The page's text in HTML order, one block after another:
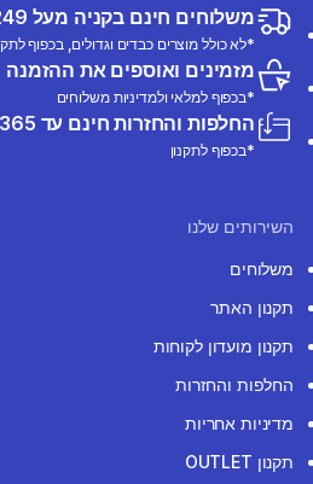
משלוחים חינם בקניה מעל 249 ש"ח
*לא כולל מוצרים כבדים וגדולים, בכפוף
מזמינים ואוספים את ההזמנה
*בכפוף למלאי ולמדיניות משלוחים
החלפות והחזרות חינם עד 365 ימים ממועד הרכישה
*בכפוף לתקנון
השירותים שלנו
משלוחים
תקנון האתר
תקנון מועדון לקוחות
החלפות והחזרות
מדיניות אחריות
תקנון OUTLET